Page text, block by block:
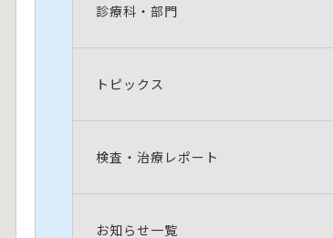
診療科・部門
トピックス
検査・治療レポート
お知らせ一覧